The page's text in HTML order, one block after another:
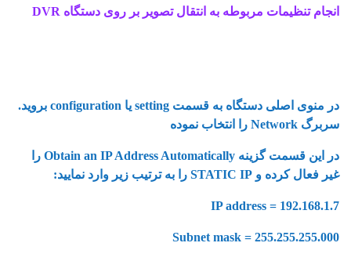
انجام تنظیمات مربوطه به انتقال تصویر بر روی دستگاه DVR
در منوی اصلی دستگاه به قسمت setting یا configuration بروید.
سربرگ Network را انتخاب نموده
در این قسمت گزینه Obtain an IP Address Automatically را
غیر فعال کرده و STATIC IP را به ترتیب زیر وارد نمایید:
IP address = 192.168.1.7
Subnet mask = 255.255.255.000